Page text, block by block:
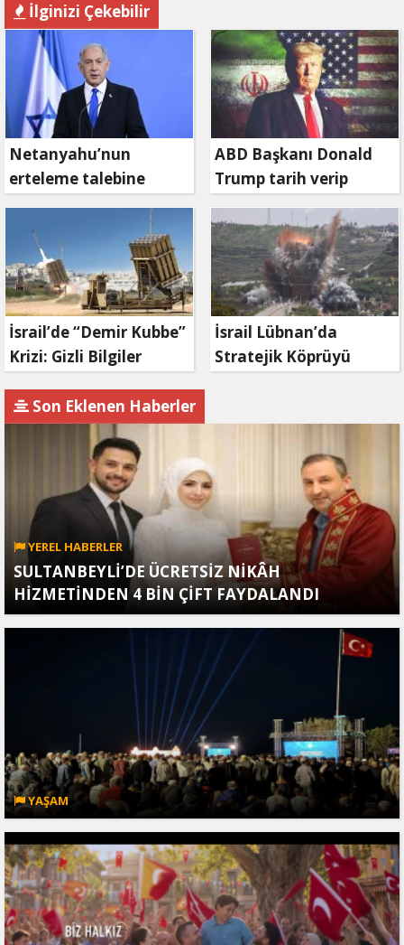
İlginizi Çekebilir
Netanyahu’nun
erteleme talebine
mahkemeden ret
ABD Başkanı Donald
Trump tarih verip
duyurdu: Savaş ne
zaman bitecek?
İsrail’de “Demir Kubbe”
Krizi: Gizli Bilgiler
Gözaltında
İsrail Lübnan’da
Stratejik Köprüyü
Son Eklenen Haberler
YEREL HABERLER
SULTANBEYLİ’DE ÜCRETSİZ NİKÂH
HİZMETİNDEN 4 BİN ÇİFT FAYDALANDI
YAŞAM